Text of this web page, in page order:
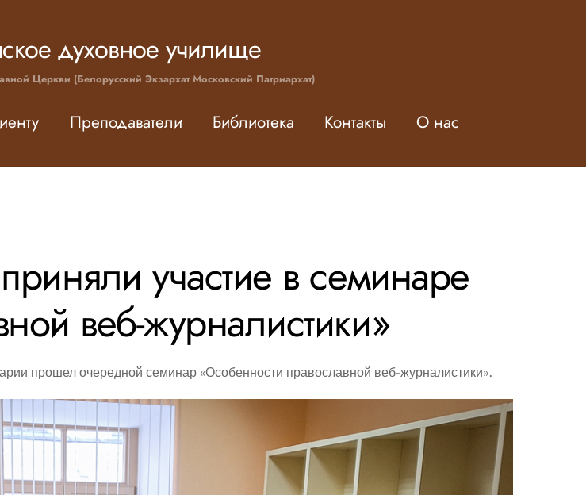
духовное училище
Церкви (Белорусский Экзархат Московский Патриархат)
Преподаватели Библиотека Контакты О нас
участие в семинаре
веб-журналистики»
прошел очередной семинар «Особенности православной веб-журналистики».